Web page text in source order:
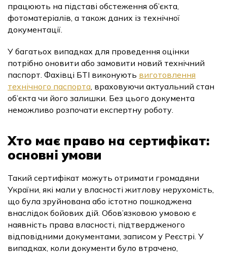
працюють на підставі обстеження об’єкта,
фотоматеріалів, а також даних із технічної
документації.
У багатьох випадках для проведення оцінки
потрібно оновити або замовити новий технічний
паспорт. Фахівці БТІ виконують виготовлення
технічного паспорта, враховуючи актуальний стан
об’єкта чи його залишки. Без цього документа
неможливо розпочати експертну роботу.
Хто має право на сертифікат:
основні умови
Такий сертифікат можуть отримати громадяни
України, які мали у власності житлову нерухомість,
що була зруйнована або істотно пошкоджена
внаслідок бойових дій. Обов’язковою умовою є
наявність права власності, підтвердженого
відповідними документами, записом у Реєстрі. У
випадках, коли документи було втрачено,